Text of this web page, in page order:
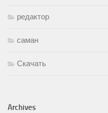
редактор
саман
Скачать
Archives